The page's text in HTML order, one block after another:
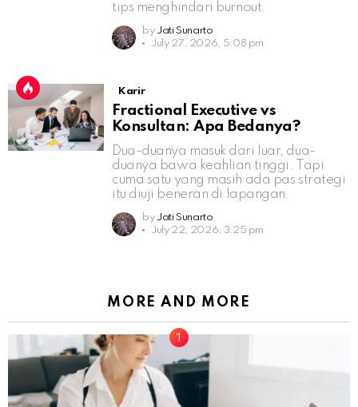
tips menghindari burnout.
by Jati Sunarto
July 27, 2026, 5:08 pm
Karir
Fractional Executive vs
Konsultan: Apa Bedanya?
Dua-duanya masuk dari luar, dua-
duanya bawa keahlian tinggi. Tapi
cuma satu yang masih ada pas strategi
itu diuji beneran di lapangan.
by Jati Sunarto
July 22, 2026, 3:25 pm
MORE AND MORE